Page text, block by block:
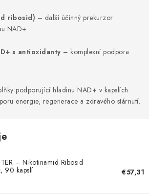
údajů
ribosid) – další účinný prekurzor
NAD+
s antioxidanty – komplexní podpora
podporující hladinu NAD+ v kapslích
energie, regenerace a zdravého stárnutí.
– Nikotinamid Ribosid
90 kapslí
€57,31